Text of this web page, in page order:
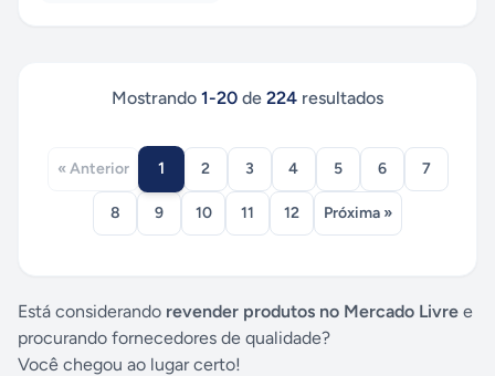
Mostrando 1-20 de 224 resultados
« Anterior 1 2 3 4 5 6 7
8 9 10 11 12 Próxima »
Está considerando revender produtos no Mercado Livre e
procurando fornecedores de qualidade?
Você chegou ao lugar certo!